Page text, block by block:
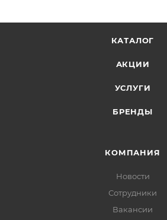
КАТАЛОГ
АКЦИИ
УСЛУГИ
БРЕНДЫ
КОМПАНИЯ
Новости
Сотрудники
Вакансии